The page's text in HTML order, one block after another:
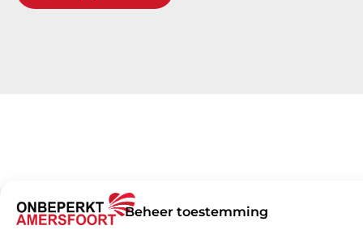
Beheer toestemming